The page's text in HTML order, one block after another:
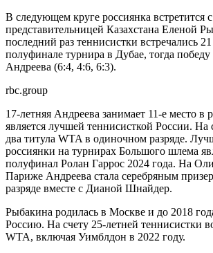
В следующем круге россиянка встретится с
представительницей Казахстана Еленой
последний раз теннисистки встречались
полуфинале турнира в Дубае, тогда победу
Андреева (6:4, 4:6, 6:3).
rbc.group
17-летняя Андреева занимает 11-е место в
является лучшей теннисисткой России. На
два титула WTA в одиночном разряде.
россиянки на турнирах Большого шлема
полуфинал Ролан Гаррос 2024 года. На
Париже Андреева стала серебряным
разряде вместе с Дианой Шнайдер.
Рыбакина родилась в Москве и до 2018
Россию. На счету 25-летней теннисистки
WTA, включая Уимблдон в 2022 году.